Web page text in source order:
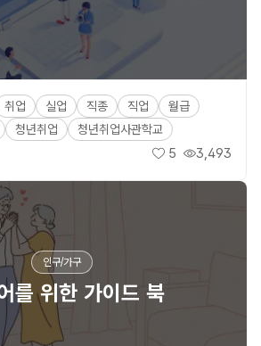
취업 실업 직종 직업
월급
청년취업 청년취업사관학교
좋아요
5 조회수
3,493
인구/가구
를 위한 가이드 북